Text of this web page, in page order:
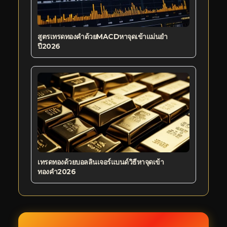
สูตรเทรดทองคำด้วยMACDหาจุดเข้าแม่นยำ
ปี2026
เทรดทองด้วยบอลลินเจอร์แบนด์วิธีหาจุดเข้า
ทองคำ2026